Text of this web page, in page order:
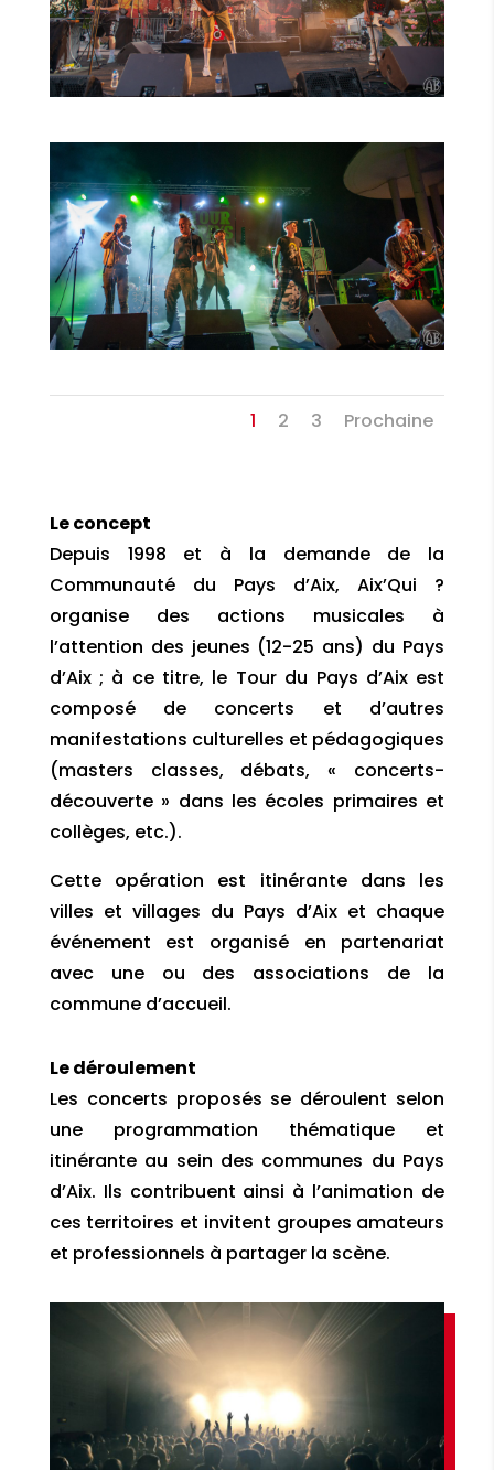
1 2 3 Prochaine
Le concept
Depuis 1998 et à la demande de la
Communauté du Pays d’Aix, Aix’Qui ?
organise des actions musicales à
l’attention des jeunes (12-25 ans) du Pays
d’Aix ; à ce titre, le Tour du Pays d’Aix est
composé de concerts et d’autres
manifestations culturelles et pédagogiques
(masters classes, débats, « concerts-
découverte » dans les écoles primaires et
collèges, etc.).
Cette opération est itinérante dans les
villes et villages du Pays d’Aix et chaque
événement est organisé en partenariat
avec une ou des associations de la
commune d’accueil.
Le déroulement
Les concerts proposés se déroulent selon
une programmation thématique et
itinérante au sein des communes du Pays
d’Aix. Ils contribuent ainsi à l’animation de
ces territoires et invitent groupes amateurs
et professionnels à partager la scène.